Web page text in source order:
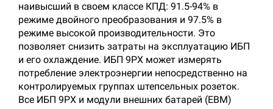
наивысший в своем классе КПД: 91.5-94% в
режиме двойного преобразования и 97.5% в
режиме высокой производительности. Это
позволяет снизить затраты на эксплуатацию ИБП
и его охлаждение. ИБП 9PX может измерять
потребление электроэнергии непосредственно на
контролируемых группах штепсельных розеток.
Все ИБП 9PX и модули внешних батарей (EBM)